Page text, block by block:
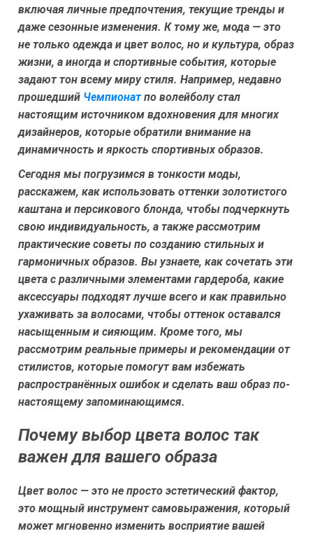
включая личные предпочтения, текущие тренды и
даже сезонные изменения. К тому же, мода — это
не только одежда и цвет волос, но и культура, образ
жизни, а иногда и спортивные события, которые
задают тон всему миру стиля. Например, недавно
прошедший Чемпионатпо волейболу стал
настоящим источником вдохновения для многих
дизайнеров, которые обратили внимание на
динамичность и яркость спортивных образов.
Сегодня мы погрузимся в тонкости моды,
расскажем, как использовать оттенки золотистого
каштана и персикового блонда, чтобы подчеркнуть
свою индивидуальность, а также рассмотрим
практические советы по созданию стильных и
гармоничных образов. Вы узнаете, как сочетать эти
цвета с различными элементами гардероба, какие
аксессуары подходят лучше всего и как правильно
ухаживать за волосами, чтобы оттенок оставался
насыщенным и сияющим. Кроме того, мы
рассмотрим реальные примеры и рекомендации от
стилистов, которые помогут вам избежать
распространённых ошибок и сделать ваш образ по-
настоящему запоминающимся.
Почему выбор цвета волос так
важен для вашего образа
Цвет волос — это не просто эстетический фактор,
это мощный инструмент самовыражения, который
может мгновенно изменить восприятие вашей